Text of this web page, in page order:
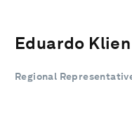
Eduardo Klien
Regional